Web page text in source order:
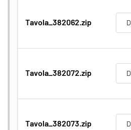
Tavola_382062.zip
Tavola_382072.zip
Tavola_382073.zip